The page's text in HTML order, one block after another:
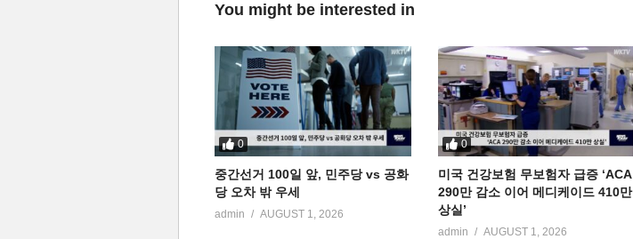
You might be interested in
0
중간선거 100일 앞, 민주당 vs 공화
당 오차 밖 우세
admin AUGUST 1, 2026
0
미국 건강보험 무보험자 급증 ‘ACA
290만 감소 이어 메디케이드 410만
상실’
admin AUGUST 1, 2026